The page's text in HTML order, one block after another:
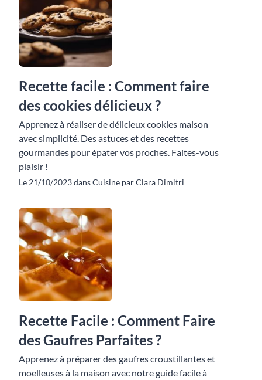
Recette facile : Comment faire
des cookies délicieux ?
Apprenez à réaliser de délicieux cookies maison
avec simplicité. Des astuces et des recettes
gourmandes pour épater vos proches. Faites-vous
plaisir !
Le 21/10/2023 dans Cuisine par Clara Dimitri
Recette Facile : Comment Faire
des Gaufres Parfaites ?
Apprenez à préparer des gaufres croustillantes et
moelleuses à la maison avec notre guide facile à